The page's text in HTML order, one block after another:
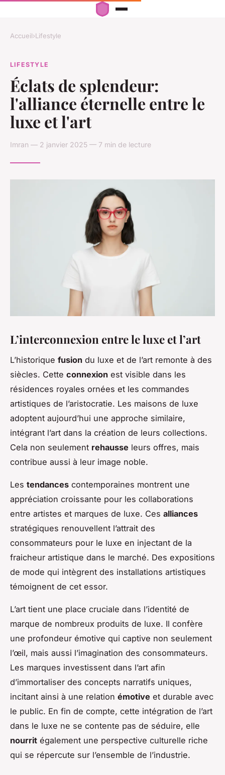
Accueil›Lifestyle
LIFESTYLE
Éclats de splendeur:
l'alliance éternelle entre le
luxe et l'art
Imran — 2 janvier 2025 — 7 min de lecture
L’interconnexion entre le luxe et l’art
L’historique fusion du luxe et de l’art remonte à des
siècles. Cette connexion est visible dans les
résidences royales ornées et les commandes
artistiques de l’aristocratie. Les maisons de luxe
adoptent aujourd’hui une approche similaire,
intégrant l’art dans la création de leurs collections.
Cela non seulement rehausse leurs offres, mais
contribue aussi à leur image noble.
Les tendances contemporaines montrent une
appréciation croissante pour les collaborations
entre artistes et marques de luxe. Ces alliances
stratégiques renouvellent l’attrait des
consommateurs pour le luxe en injectant de la
fraicheur artistique dans le marché. Des expositions
de mode qui intègrent des installations artistiques
témoignent de cet essor.
L’art tient une place cruciale dans l’identité de
marque de nombreux produits de luxe. Il confère
une profondeur émotive qui captive non seulement
l’œil, mais aussi l’imagination des consommateurs.
Les marques investissent dans l’art afin
d’immortaliser des concepts narratifs uniques,
incitant ainsi à une relation émotive et durable avec
le public. En fin de compte, cette intégration de l’art
dans le luxe ne se contente pas de séduire, elle
nourrit également une perspective culturelle riche
qui se répercute sur l’ensemble de l’industrie.